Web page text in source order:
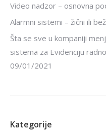
Video nadzor – osnovna
Alarmni sistemi – žični ili
Šta se sve u kompaniji
sistema za Evidenciju
09/01/2021
Kategorije